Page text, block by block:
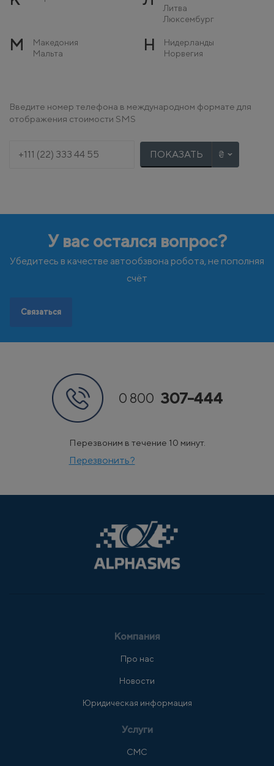
Литва
Люксембург
М
Македония
Мальта
Н
Нидерланды
Норвегия
О П
Португалия
Словакия
Словения
Черногория
Ш
Швейцария
Швеция
Введите номер телефона в международном формате для
отображения стоимости SMS
ПОКАЗАТЬ
У вас остался вопрос?
Убедитесь в качестве автообзвона робота, не пополняя
счёт
Связаться
0 800 307-444
Перезвоним в течение 10 минут.
Перезвонить?
Компания
Про нас
Новости
Юридическая информация
Услуги
СМС